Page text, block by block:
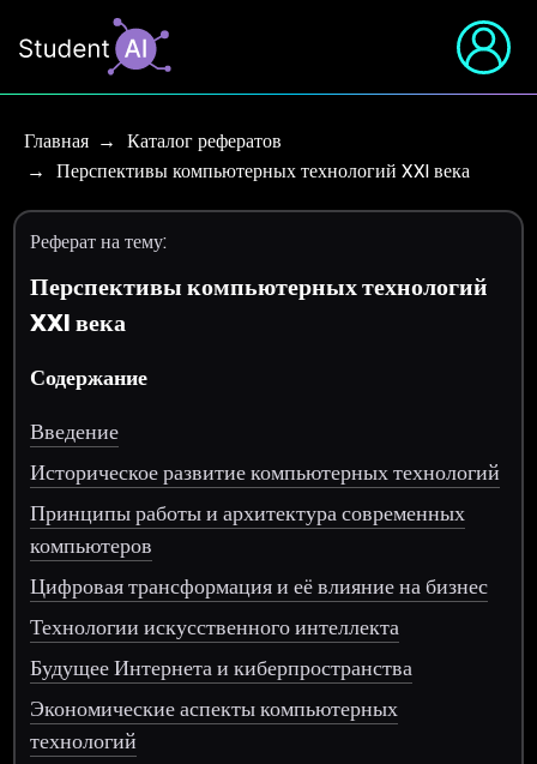
Главная
Каталог рефератов
Перспективы компьютерных технологий XXI века
Реферат на тему:
Перспективы компьютерных технологий
XXI века
Содержание
Введение
Историческое развитие компьютерных технологий
Принципы работы и архитектура современных
компьютеров
Цифровая трансформация и её влияние на бизнес
Технологии искусственного интеллекта
Будущее Интернета и киберпространства
Экономические аспекты компьютерных
технологий